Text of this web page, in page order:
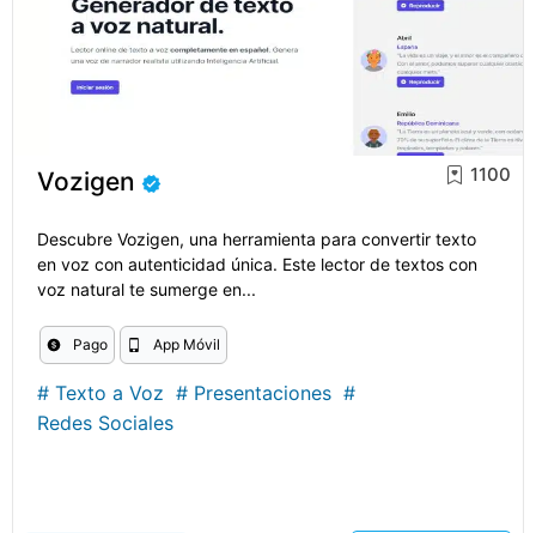
Vozigen 1100
Descubre Vozigen, una herramienta para convertir texto
en voz con autenticidad única. Este lector de textos con
voz natural te sumerge en...
Pago App Móvil
# Texto a Voz # Presentaciones #
Redes Sociales